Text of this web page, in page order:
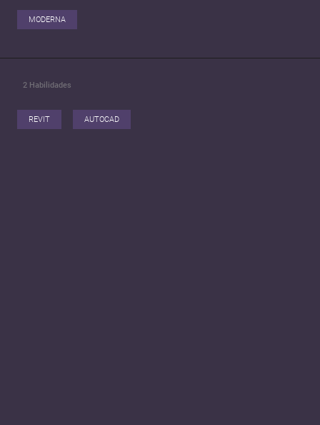
MODERNA
2 Habilidades
REVIT AUTOCAD